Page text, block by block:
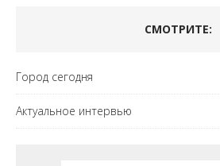
СМОТРИТЕ:
Город сегодня
Актуальное интервью